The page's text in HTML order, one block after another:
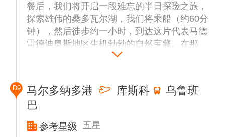
餐后，我们将开启一段难忘的半日探险之旅，
探索雄伟的桑多瓦尔湖，我们将乘船（约60分
钟），然后徒步约一小时，到达这片代表马德
雷德迪奥斯地区生机勃勃的自然宝藏。在那
里，我们将登上独木舟，在导游的带领下，探
獭到雄伟的吼猴，以及迷人的史前麝雉，这片
土地的每个角落都将为您带来令人惊叹的野生
动物。除了标志性的栖息动物外，桑多瓦尔湖
也是种类繁多野生动物的家园，包括鳄鱼、海
D9 马尔多纳多港 库斯科
乌鲁班
巴
参考星级 五星